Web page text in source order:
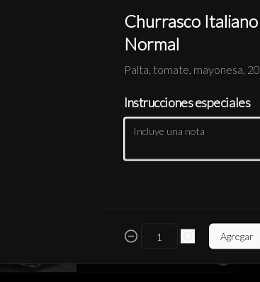
Empanada Queso XL
Churrasco Italiano
Normal
Palta, tomate, mayonesa,
Instrucciones especiales
Agregar